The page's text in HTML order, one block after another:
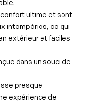
ultime et sont
intempéries, ce qui
extérieur et faciles
dans un souci de
presque
expérience de